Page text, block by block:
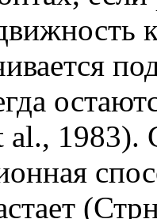
al., 1983).